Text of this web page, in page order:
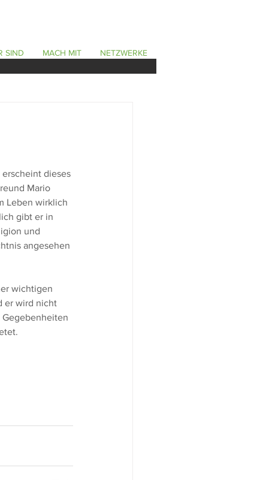
SIND MACH MIT NETZWERKE
erscheint dieses
Mario
Leben wirklich
gibt er in
und
angesehen
wichtigen
er wird nicht
Gegebenheiten